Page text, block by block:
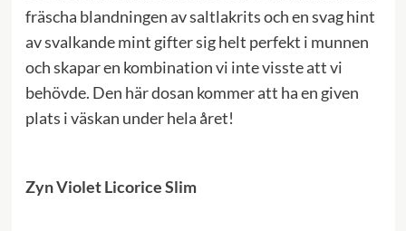
fräscha blandningen av saltlakrits och en svag hint
av svalkande mint gifter sig helt perfekt i munnen
och skapar en kombination vi inte visste att vi
behövde. Den här dosan kommer att ha en given
plats i väskan under hela året!
Zyn Violet Licorice Slim